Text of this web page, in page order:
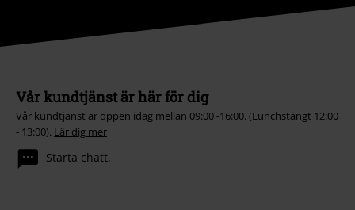
Vår kundtjänst är här för dig
Vår kundtjänst är öppen idag mellan 09:00 -16:00. (Lunchstängt 12:00
- 13:00). Lär dig mer
Starta chatt.